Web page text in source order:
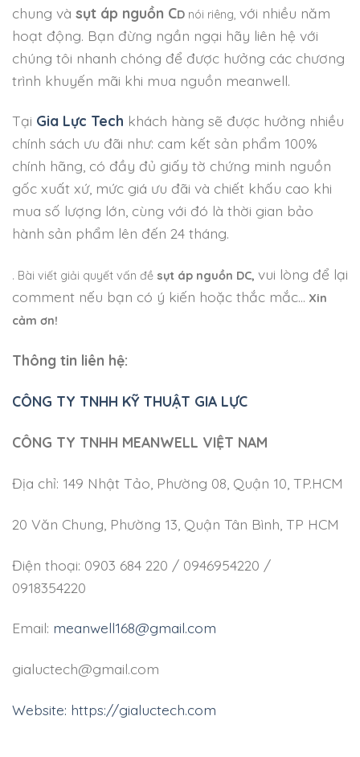
chung và sụt áp nguồn CD nói riêng, với nhiều năm
hoạt động. Bạn đừng ngần ngại hãy liên hệ với
chúng tôi nhanh chóng để được hưởng các chương
trình khuyến mãi khi mua nguồn meanwell.
Tại Gia Lực Tech khách hàng sẽ được hưởng nhiều
chính sách ưu đãi như: cam kết sản phẩm 100%
chính hãng, có đầy đủ giấy tờ chứng minh nguồn
gốc xuất xứ, mức giá ưu đãi và chiết khấu cao khi
mua số lượng lớn, cùng với đó là thời gian bảo
hành sản phẩm lên đến 24 tháng.
. Bài viết giải quyết vấn đề sụt áp nguồn DC, vui lòng để lại
comment nếu bạn có ý kiến hoặc thắc mắc… Xin
cảm ơn!
Thông tin liên hệ:
CÔNG TY TNHH KỸ THUẬT GIA LỰC
CÔNG TY TNHH MEANWELL VIỆT NAM
Địa chỉ: 149 Nhật Tảo, Phường 08, Quận 10, TP.HCM
20 Văn Chung, Phường 13, Quận Tân Bình, TP HCM
Điện thoại: 0903 684 220 / 0946954220 /
0918354220
Email: meanwell168@gmail.com
gialuctech@gmail.com
Website: https://gialuctech.com